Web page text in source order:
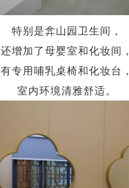
特别是弇山园卫生间，
还增加了母婴室和化妆间，
有专用哺乳桌椅和化妆台，
室内环境清雅舒适。